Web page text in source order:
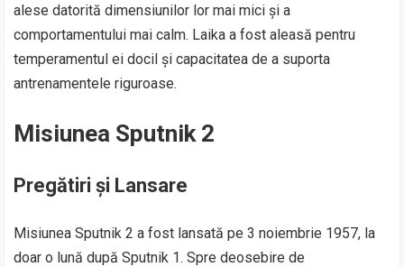
alese datorită dimensiunilor lor mai mici și a
comportamentului mai calm. Laika a fost aleasă pentru
temperamentul ei docil și capacitatea de a suporta
antrenamentele riguroase.
Misiunea Sputnik 2
Pregătiri și Lansare
Misiunea Sputnik 2 a fost lansată pe 3 noiembrie 1957, la
doar o lună după Sputnik 1. Spre deosebire de